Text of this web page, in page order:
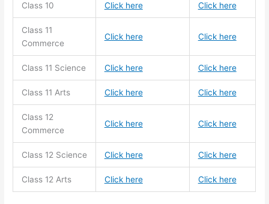
Class 10 Click here Click here
Class 11
Commerce
Click here Click here
Class 11 Science Click here Click here
Class 11 Arts Click here Click here
Class 12
Commerce
Click here Click here
Class 12 Science Click here Click here
Class 12 Arts Click here Click here